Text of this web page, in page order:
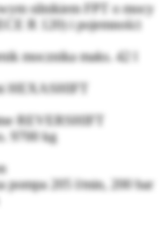
silnikiem FPT o mocy
R 120) i pojemności
mocznika maks. 42 l
HEXASHIFT
REVERSHIFT
9700 kg
pompa 205 l/min, 200 bar